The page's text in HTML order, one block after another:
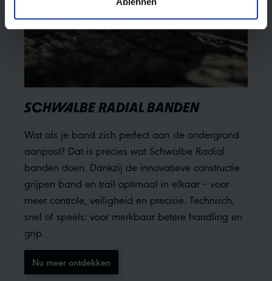
SCHWALBE RADIAL BANDEN
Wat als je band zich perfect aan de ondergrond
aanpast? Dat is precies wat Schwalbe Radial
banden doen. Dankzij de innovatieve constructie
grijpen band en trail optimaal in elkaar – voor
meer controle, veiligheid en precisie. Technisch,
snel of speels: voor merkbaar betere handling en
grip.
Nu meer ontdekken